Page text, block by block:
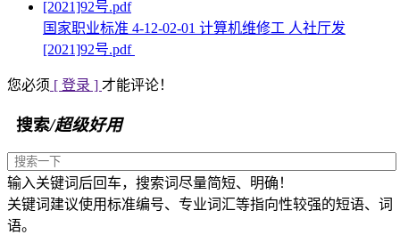
国家职业标准 4-12-02-01 计算机维修工 人社厅发
[2021]92号.pdf
您必须 [ 登录 ] 才能评论！
搜索/超级好用
输入关键词后回车，搜索词尽量简短、明确！
关键词建议使用标准编号、专业词汇等指向性较强的短语、词
语。